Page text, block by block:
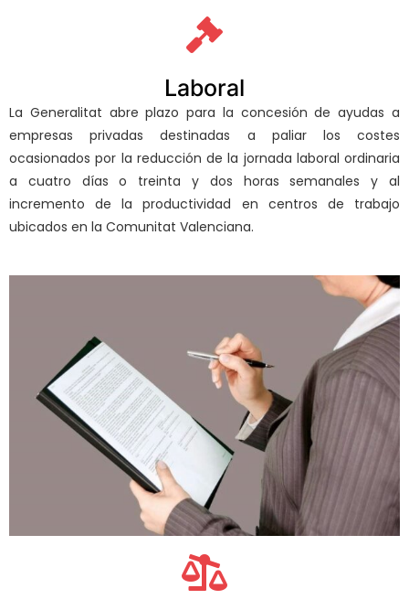
Laboral
La Generalitat abre plazo para la concesión de ayudas a
empresas privadas destinadas a paliar los costes
ocasionados por la reducción de la jornada laboral ordinaria
a cuatro días o treinta y dos horas semanales y al
incremento de la productividad en centros de trabajo
ubicados en la Comunitat Valenciana.